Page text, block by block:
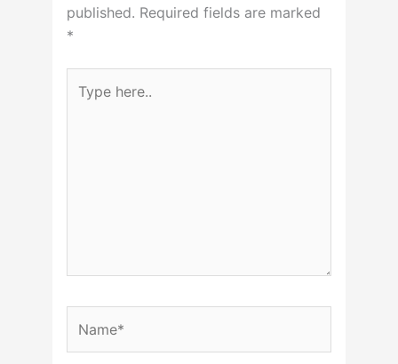
published. Required fields are marked
*
here..